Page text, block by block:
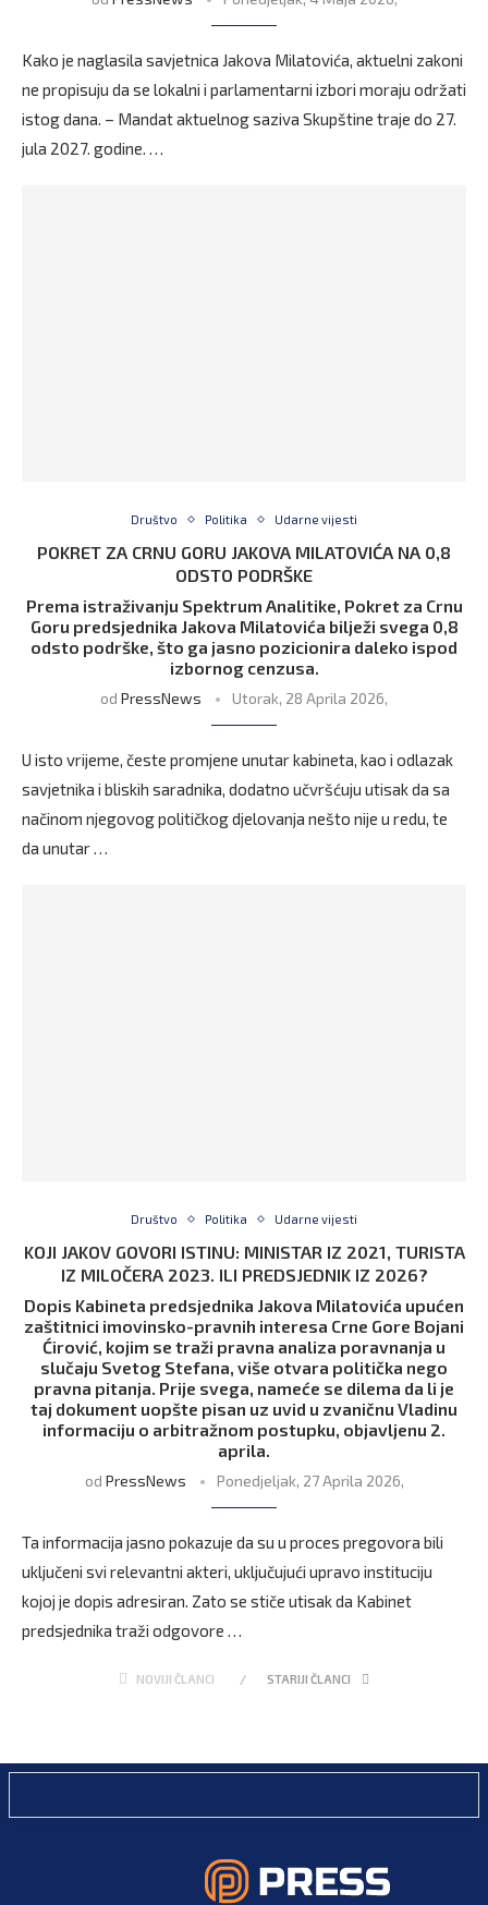
Kako je naglasila savjetnica Jakova Milatovića, aktuelni zakoni
ne propisuju da se lokalni i parlamentarni izbori moraju održati
istog dana. – Mandat aktuelnog saziva Skupštine traje do 27.
jula 2027. godine. …
Društvo Politika Udarne vijesti
POKRET ZA CRNU GORU JAKOVA MILATOVIĆA NA 0,8
ODSTO PODRŠKE
Prema istraživanju Spektrum Analitike, Pokret za Crnu
Goru predsjednika Jakova Milatovića bilježi svega 0,8
odsto podrške, što ga jasno pozicionira daleko ispod
izbornog cenzusa.
od PressNews Utorak, 28 Aprila 2026,
U isto vrijeme, česte promjene unutar kabineta, kao i odlazak
savjetnika i bliskih saradnika, dodatno učvršćuju utisak da sa
načinom njegovog političkog djelovanja nešto nije u redu, te
da unutar …
Društvo Politika Udarne vijesti
KOJI JAKOV GOVORI ISTINU: MINISTAR IZ 2021, TURISTA
IZ MILOČERA 2023. ILI PREDSJEDNIK IZ 2026?
Dopis Kabineta predsjednika Jakova Milatovića upućen
zaštitnici imovinsko-pravnih interesa Crne Gore Bojani
Ćirović, kojim se traži pravna analiza poravnanja u
slučaju Svetog Stefana, više otvara politička nego
pravna pitanja. Prije svega, nameće se dilema da li je
taj dokument uopšte pisan uz uvid u zvaničnu Vladinu
informaciju o arbitražnom postupku, objavljenu 2.
aprila.
od PressNews Ponedjeljak, 27 Aprila 2026,
Ta informacija jasno pokazuje da su u proces pregovora bili
uključeni svi relevantni akteri, uključujući upravo instituciju
kojoj je dopis adresiran. Zato se stiče utisak da Kabinet
predsjednika traži odgovore …
NOVIJI ČLANCI STARIJI ČLANCI